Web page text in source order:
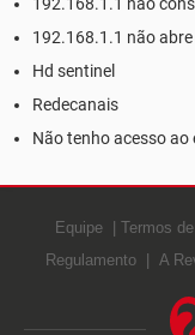
192.168.1.1 não
Hd sentinel
Redecanais
Não tenho acesso
Equipe Termos
Regulamento
A